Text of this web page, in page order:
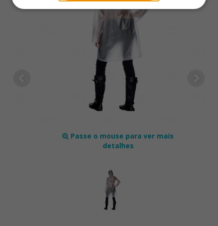
Passe o mouse para ver mais
detalhes